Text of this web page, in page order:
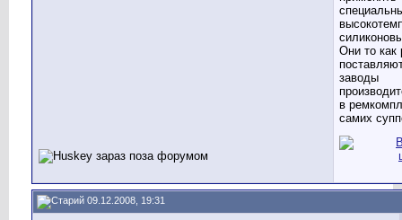
Они то как
заводы
в
самих
09.12.2008, 19:31